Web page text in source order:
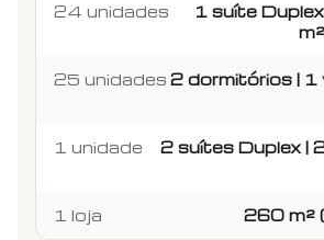
24 unidades
1 suíte
25 unidades 2 dormitórios | 1
1 unidade
2 suítes Duplex |
1 loja 260 m²